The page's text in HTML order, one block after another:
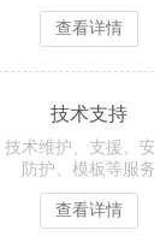
查看详情
技术支持
技术维护、支援、
防护、模板等服
查看详情